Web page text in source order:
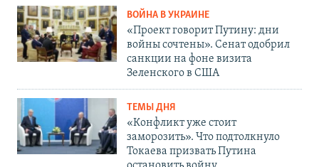
ВОЙНА В УКРАИНЕ
«Проект говорит Путину: дни
войны сочтены». Сенат одобрил
санкции на фоне визита
Зеленского в США
ТЕМЫ ДНЯ
«Конфликт уже стоит
заморозить». Что подтолкнуло
Токаева призвать Путина